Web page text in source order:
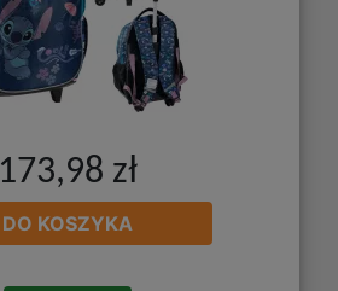
173,98 zł
DO KOSZYKA